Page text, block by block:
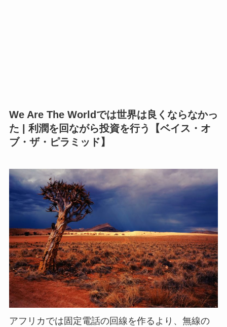
We Are The Worldでは世界は良くならなかっ
た | 利潤を回ながら投資を行う【ベイス・オ
ブ・ザ・ピラミッド】
アフリカでは固定電話の回線を作るより、無線の